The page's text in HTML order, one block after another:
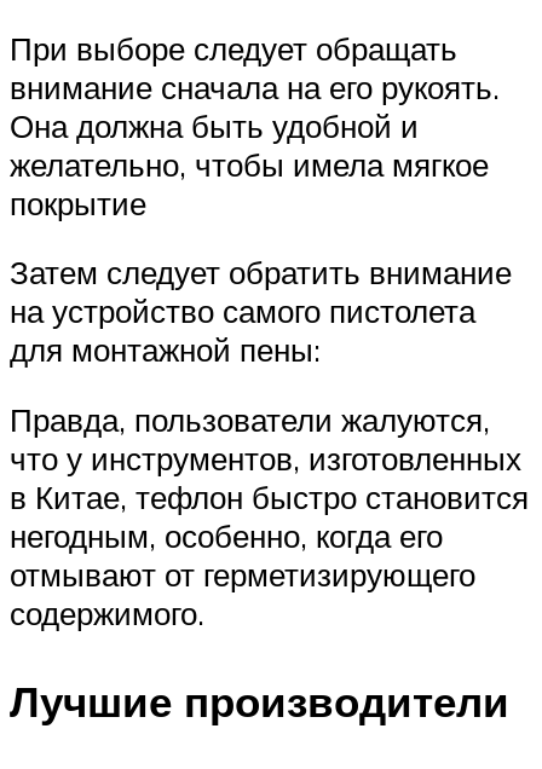
При выборе следует обращать
внимание сначала на его рукоять.
Она должна быть удобной и
желательно, чтобы имела мягкое
покрытие
Затем следует обратить внимание
на устройство самого пистолета
для монтажной пены:
Правда, пользователи жалуются,
что у инструментов, изготовленных
в Китае, тефлон быстро становится
негодным, особенно, когда его
отмывают от герметизирующего
содержимого.
Лучшие производители